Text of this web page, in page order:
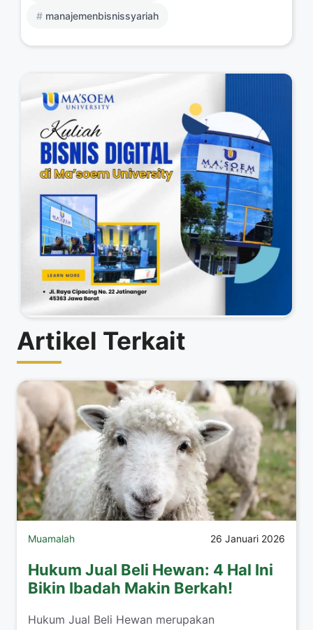
manajemenbisnissyariah
Artikel Terkait
Muamalah 26 Januari 2026
Hukum Jual Beli Hewan: 4 Hal Ini
Bikin Ibadah Makin Berkah!
​Hukum Jual Beli Hewan merupakan